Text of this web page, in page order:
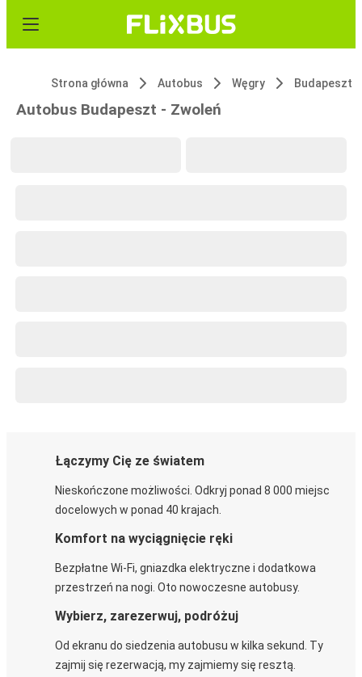
Strona główna Autobus Węgry Budapeszt
Autobus Budapeszt - Zwoleń
Łączymy Cię ze światem
Nieskończone możliwości. Odkryj ponad 8 000 miejsc
docelowych w ponad 40 krajach.
Komfort na wyciągnięcie ręki
Bezpłatne Wi-Fi, gniazdka elektryczne i dodatkowa
przestrzeń na nogi. Oto nowoczesne autobusy.
Wybierz, zarezerwuj, podróżuj
Od ekranu do siedzenia autobusu w kilka sekund. Ty
zajmij się rezerwacją, my zajmiemy się resztą.